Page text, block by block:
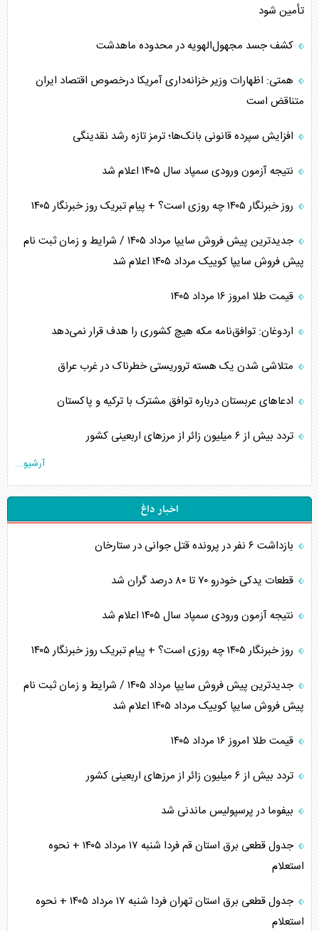
تأمین شود
کشف جسد مجهول‌الهویه در محدوده ماهدشت
همتی: اظهارات وزیر خزانه‌داری آمریکا درخصوص اقتصاد ایران
متناقض است
افزایش سپرده قانونی بانک‌ها؛ ترمز تازه رشد نقدینگی
نتیجه آزمون ورودی سمپاد سال ۱۴۰۵ اعلام شد
روز خبرنگار ۱۴۰۵ چه روزی است؟ + پیام تبریک روز خبرنگار ۱۴۰۵
جدیدترین پیش فروش سایپا مرداد ۱۴۰۵ / شرایط و زمان ثبت نام
پیش فروش سایپا کوییک مرداد ۱۴۰۵ اعلام شد
قیمت طلا امروز ۱۶ مرداد ۱۴۰۵
اردوغان: توافق‌نامه مکه هیچ کشوری را هدف قرار نمی‌دهد
متلاشی شدن یک هسته تروریستی خطرناک در غرب عراق
ادعاهای عربستان درباره توافق مشترک با ترکیه و پاکستان
تردد بیش از ۶ میلیون زائر از مرزهای اربعینی کشور
آرشیو...
اخبار داغ
بازداشت ۶ نفر در پرونده قتل جوانی در ستارخان
قطعات یدکی خودرو ۷۰ تا ۸۰ درصد گران شد
نتیجه آزمون ورودی سمپاد سال ۱۴۰۵ اعلام شد
روز خبرنگار ۱۴۰۵ چه روزی است؟ + پیام تبریک روز خبرنگار ۱۴۰۵
جدیدترین پیش فروش سایپا مرداد ۱۴۰۵ / شرایط و زمان ثبت نام
پیش فروش سایپا کوییک مرداد ۱۴۰۵ اعلام شد
قیمت طلا امروز ۱۶ مرداد ۱۴۰۵
تردد بیش از ۶ میلیون زائر از مرزهای اربعینی کشور
بیفوما در پرسپولیس ماندنی شد
جدول قطعی برق استان قم فردا شنبه ۱۷ مرداد ۱۴۰۵ + نحوه
استعلام
جدول قطعی برق استان تهران فردا شنبه ۱۷ مرداد ۱۴۰۵ + نحوه
استعلام